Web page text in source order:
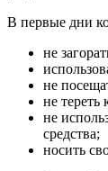
В первые дни
не
не
не
не
средства;
носить